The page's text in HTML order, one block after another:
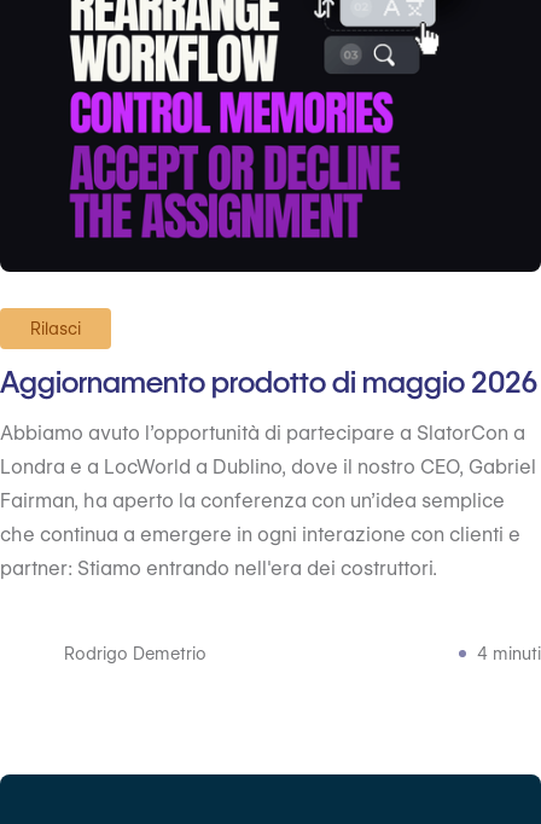
Rilasci
Aggiornamento prodotto di maggio 2026
Abbiamo avuto l’opportunità di partecipare a SlatorCon a
Londra e a LocWorld a Dublino, dove il nostro CEO, Gabriel
Fairman, ha aperto la conferenza con un’idea semplice
che continua a emergere in ogni interazione con clienti e
partner: Stiamo entrando nell'era dei costruttori.
Rodrigo Demetrio 4 minuti